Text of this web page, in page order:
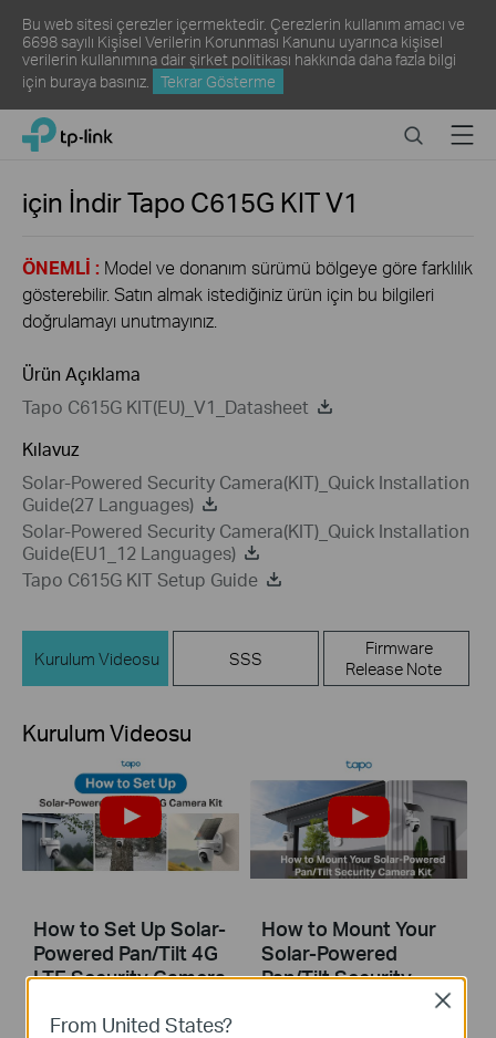
Bu web sitesi çerezler içermektedir. Çerezlerin kullanım amacı ve
6698 sayılı Kişisel Verilerin Korunması Kanunu uyarınca kişisel
verilerin kullanımına dair şirket politikası hakkında daha fazla bilgi
için buraya basınız. Tekrar Gösterme
Click
navigation
TP-Link, Reliably Smart SearchMenu
için İndirTapo C615G KITV1
ÖNEMLİ : Model ve donanım sürümü bölgeye göre farklılık
gösterebilir. Satın almak istediğiniz ürün için bu bilgileri
doğrulamayı unutmayınız.
Ürün Açıklama
Tapo C615G KIT(EU)_V1_Datasheet
Kılavuz
Solar-Powered Security Camera(KIT)_Quick Installation
Guide(27 Languages)
Solar-Powered Security Camera(KIT)_Quick Installation
Guide(EU1_12 Languages)
Tapo C615G KIT Setup Guide
Kurulum Videosu SSS
Firmware
Release Note
Kurulum Videosu
How to Set Up Solar-
Powered Pan/Tilt 4G
LTE Security Camera
How to Mount Your
Solar-Powered
Pan/Tilt Security
From United States?
Close